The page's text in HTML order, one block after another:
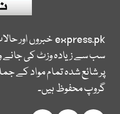
express.pkخبروں اور
سب سے زیادہ وزٹ کی
پر شائع شدہ تمام مواد کے
گروپ محفوظ ہیں۔